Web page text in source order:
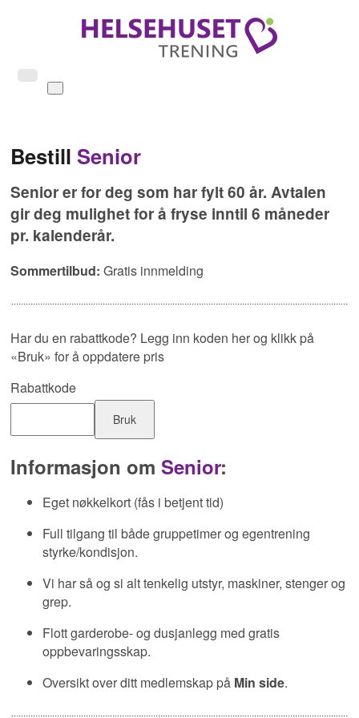
BestillSenior
Senior er for deg som har fylt 60 år. Avtalen
gir deg mulighet for å fryse inntil 6 måneder
pr. kalenderår.
Sommertilbud: Gratis innmelding
Har du en rabattkode? Legg inn koden her og klikk på
«Bruk» for å oppdatere pris
Rabattkode
Bruk
Informasjon omSenior:
Eget nøkkelkort (fås i betjent tid)
Full tilgang til både gruppetimer og egentrening
styrke/kondisjon.
Vi har så og si alt tenkelig utstyr, maskiner, stenger og
grep.
Flott garderobe- og dusjanlegg med gratis
oppbevaringsskap.
Oversikt over ditt medlemskap på Min side.